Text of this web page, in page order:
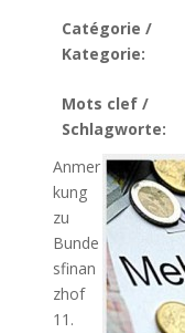
Catégorie /
Kategorie:
Mots clef /
Schlagworte:
Anmer
kung
zu
Bunde
sfinan
zhof
11.